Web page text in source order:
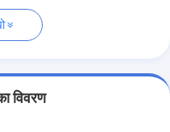
विवरण